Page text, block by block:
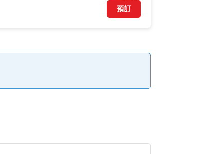
預訂